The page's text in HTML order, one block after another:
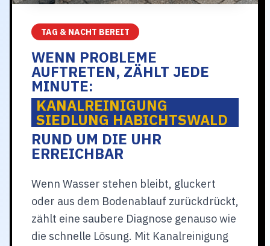
TAG & NACHT BEREIT
WENN PROBLEME
AUFTRETEN, ZÄHLT JEDE
MINUTE:
KANALREINIGUNG
SIEDLUNG HABICHTSWALD
RUND UM DIE UHR
ERREICHBAR
Wenn Wasser stehen bleibt, gluckert
oder aus dem Bodenablauf zurückdrückt,
zählt eine saubere Diagnose genauso wie
die schnelle Lösung. Mit Kanalreinigung